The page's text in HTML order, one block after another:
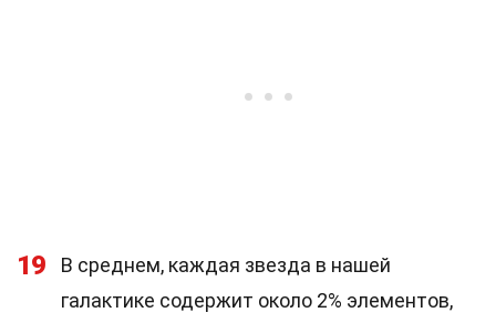
19
В среднем, каждая звезда в нашей
галактике содержит около 2% элементов,